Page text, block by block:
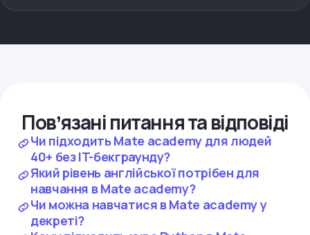
Повʼязані питання та відповіді
Чи підходить Mate academy для людей
40+ без IT-бекграунду?
Який рівень англійської потрібен для
навчання в Mate academy?
Чи можна навчатися в Mate academy у
декреті?